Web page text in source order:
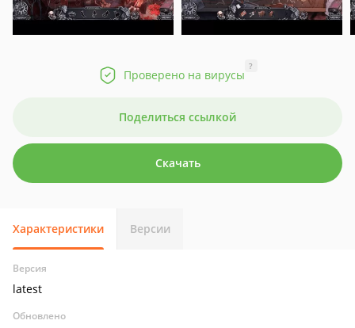
Проверено на вирусы
?
Поделиться ссылкой
Скачать
Характеристики Версии
Версия
latest
Обновлено